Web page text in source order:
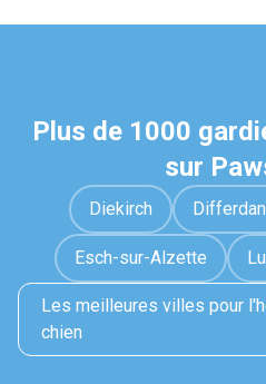
Plus de 1000
sur
Diekirch
Esch-sur-Alzette
Les meilleures villes pour
chien